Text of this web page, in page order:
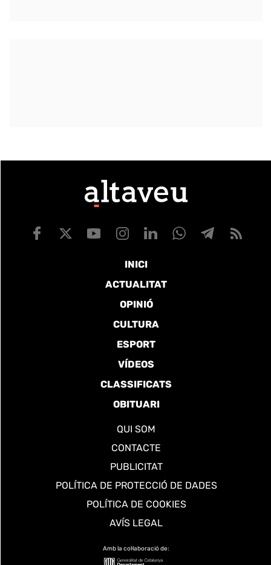
INICI
ACTUALITAT
OPINIÓ
CULTURA
ESPORT
VÍDEOS
CLASSIFICATS
OBITUARI
QUI SOM
CONTACTE
PUBLICITAT
POLÍTICA DE PROTECCIÓ DE DADES
POLÍTICA DE COOKIES
AVÍS LEGAL
Amb la col·laboració de: